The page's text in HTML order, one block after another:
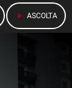
play_arrow ASCOLTA